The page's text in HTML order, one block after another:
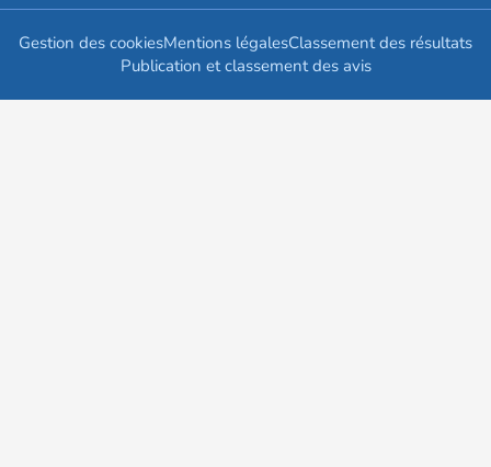
Gestion des cookiesMentions légalesClassement des résultats
Publication et classement des avis